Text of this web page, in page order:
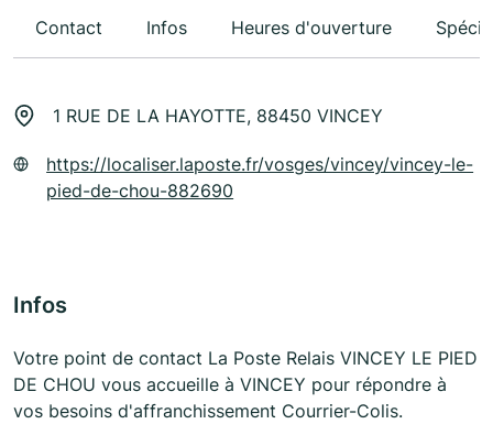
Contact Infos Heures d'ouverture
1 RUE DE LA HAYOTTE, 88450 VINCEY
https://localiser.laposte.fr/vosges/vincey/vincey-le-
pied-de-chou-882690
Infos
Votre point de contact La Poste Relais VINCEY LE PIED
DE CHOU vous accueille à VINCEY pour répondre à
vos besoins d'affranchissement Courrier-Colis.